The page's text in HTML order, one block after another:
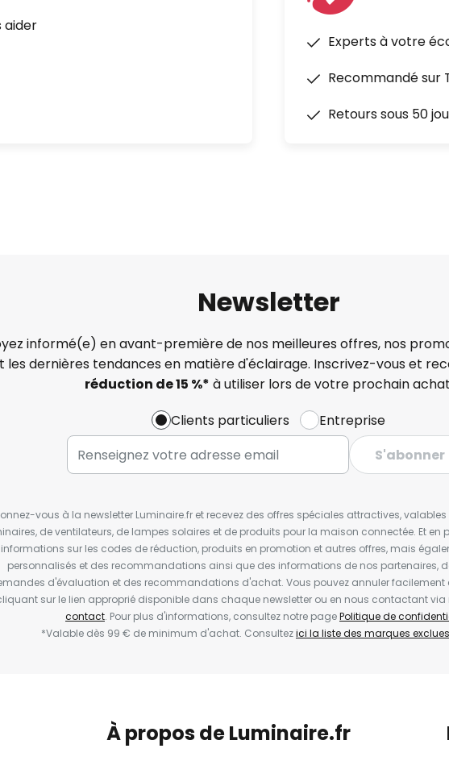
aider
Experts à votre
Recommandé sur
Retours sous 50
Newsletter
informé(e) en avant-première de nos meilleures offres, nos
les dernières tendances en matière d'éclairage. Inscrivez-vous et
réduction de 15 %* à utiliser lors de votre prochain
Clients particuliers
Entreprise
S'abonner
vous à la newsletter Luminaire.fr et recevez des offres spéciales attractives,
de ventilateurs, de lampes solaires et de produits pour la maison connectée. Et en
informations sur les codes de réduction, produits en promotion et autres offres, mais
personnalisés et des recommandations ainsi que des informations de nos partenaires,
d'évaluation et des recommandations d'achat. Vous pouvez annuler facilement
sur le lien approprié disponible dans chaque newsletter ou en nous contactant via
contact. Pour plus d'informations, consultez notre pagePolitique de
*Valable dès 99 € de minimum d'achat. Consultezici la liste des marques
À propos de Luminaire.fr